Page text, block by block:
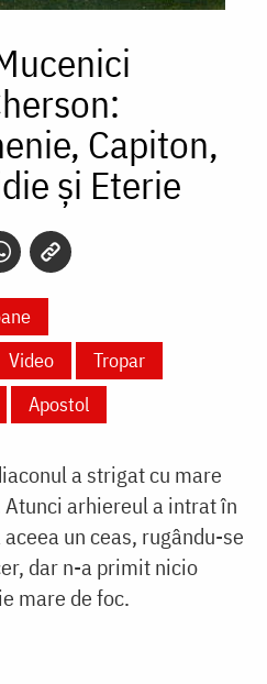
Capiton,
și Eterie
Video
Tropar
Apostol
a strigat cu mare
Atunci arhiereul a intrat în
un ceas, rugându-se
dar n-a primit nicio
mare de foc.